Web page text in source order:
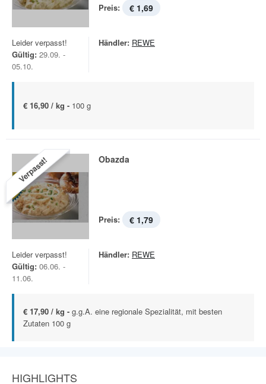
Preis: € 1,69
Leider verpasst!
Gültig: 29.09. -
05.10.
Händler: REWE
€ 16,90 / kg - 100 g
Verpasst! Obazda
Preis: € 1,79
Leider verpasst!
Gültig: 06.06. -
11.06.
Händler: REWE
€ 17,90 / kg - g.g.A. eine regionale Spezialität, mit besten
Zutaten 100 g
HIGHLIGHTS